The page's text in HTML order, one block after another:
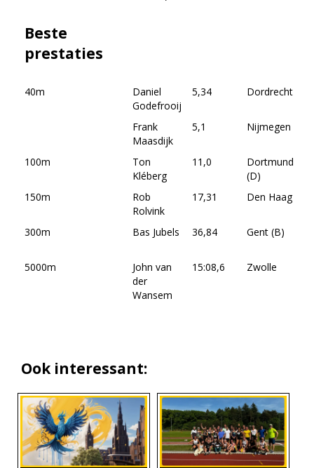
Beste
prestaties
40m
Daniel
Godefrooij
5,34 Dordrecht
Frank
Maasdijk
5,1 Nijmegen
100m
Ton
Kléberg
11,0
Dortmund
(D)
150m
Rob
Rolvink
17,31 Den Haag
300m
Bas Jubels 36,84 Gent (B)
5000m
John van
der
Wansem
15:08,6 Zwolle
Ook interessant: